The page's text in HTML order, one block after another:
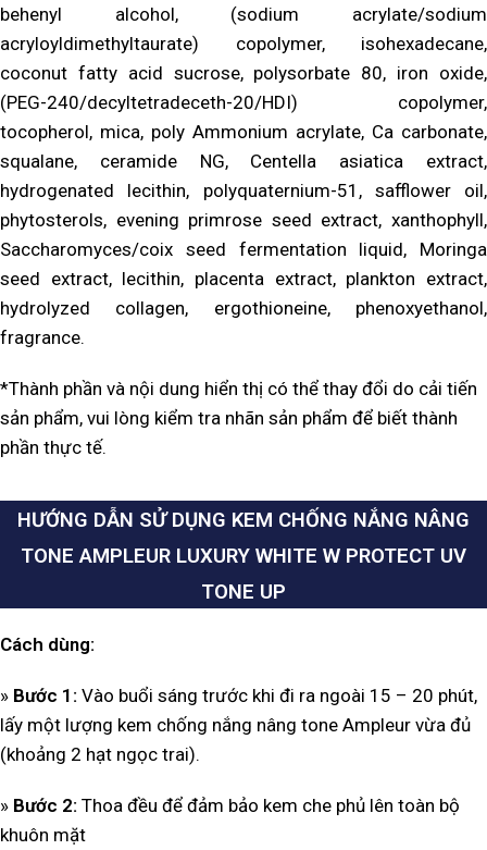
behenyl alcohol, (sodium acrylate/sodium
acryloyldimethyltaurate) copolymer, isohexadecane,
coconut fatty acid sucrose, polysorbate 80, iron oxide,
(PEG-240/decyltetradeceth-20/HDI) copolymer,
tocopherol, mica, poly Ammonium acrylate, Ca carbonate,
squalane, ceramide NG, Centella asiatica extract,
hydrogenated lecithin, polyquaternium-51, safflower oil,
phytosterols, evening primrose seed extract, xanthophyll,
Saccharomyces/coix seed fermentation liquid, Moringa
seed extract, lecithin, placenta extract, plankton extract,
hydrolyzed collagen, ergothioneine, phenoxyethanol,
fragrance.
*Thành phần và nội dung hiển thị có thể thay đổi do cải tiến
sản phẩm, vui lòng kiểm tra nhãn sản phẩm để biết thành
phần thực tế.
HƯỚNG DẪN SỬ DỤNG KEM CHỐNG NẮNG NÂNG
TONE AMPLEUR LUXURY WHITE W PROTECT UV
TONE UP
Cách dùng:
» Bước 1: Vào buổi sáng trước khi đi ra ngoài 15 – 20 phút,
lấy một lượng kem chống nắng nâng tone Ampleur vừa đủ
(khoảng 2 hạt ngọc trai).
» Bước 2: Thoa đều để đảm bảo kem che phủ lên toàn bộ
khuôn mặt